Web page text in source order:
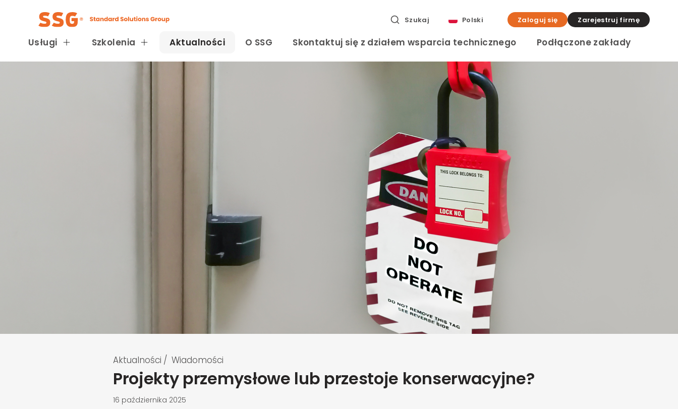
Szukaj Polski Zaloguj się Zarejestruj firmę
Usługi Szkolenia Aktualności O SSG Skontaktuj się z działem wsparcia technicznego Podłączone zakłady
Aktualności / Wiadomości
Projekty przemysłowe lub przestoje konserwacyjne?
16 października 2025